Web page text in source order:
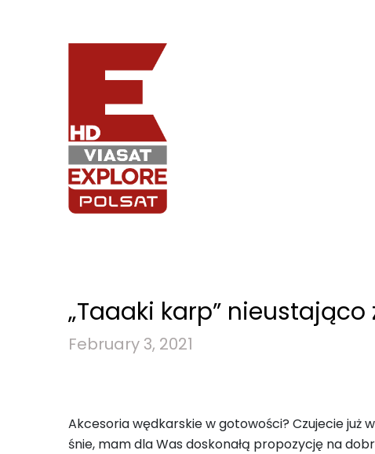
„Taaaki karp”
February 3, 2021
Akcesoria wędkarskie w gotowości? Czujecie już
śnie, mam dla Was doskonałą propozycję na